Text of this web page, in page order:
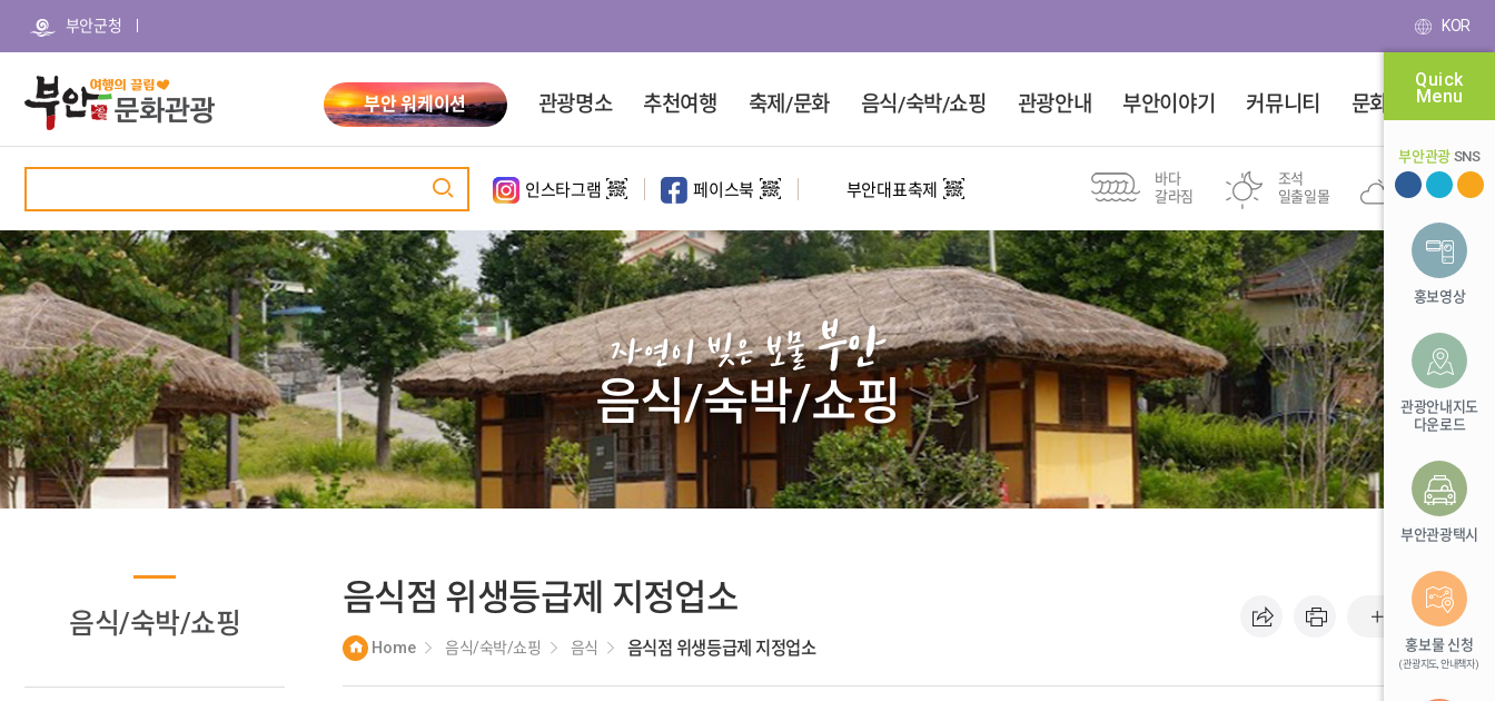
바
뉴
부안군청 KOR
부안 워케이션 관광명소
관광명소 대표 관광지 문화·체험시설 정원 새만금권역 변산8경
마실길 해수욕장 영상촬영명소 위도
유네스코
세계지질공원
추천여행
추천여행 홍보영상
홍보영상
코스여행
사계절코스
반일코스
1일코스
2일코스
드라이브 코스
테마여행
문화여행
속살여행
체험여행
섬여행
투어여행
스탬프투어
전북투어패스
도보여행
마실길
등산
바다 낚시 포인트
새만금권역 여행
국립새만금간척
박물관
축제/문화 음식/숙박/쇼핑 관광안내 부안이야기 커뮤니티 문화달력
인스타그램 페이스북 부안대표축제
바다
갈라짐
조석
일출일몰
부안군
32℃
Quick
Menu
부안관광 SNS
홍보영상
관광안내지도
다운로드
부안관광택시
홍보물 신청
(관광지도, 안내책자)
자연이 빚은 보물부안
음식/숙박/쇼핑
음식/숙박/쇼핑
음식점 위생등급제 지정업소
Home 음식/숙박/쇼핑 음식 음식점 위생등급제 지정업소
기본